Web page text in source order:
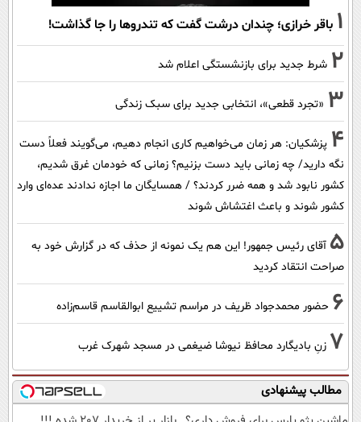
1 باقر خرازی؛ چندان درشت گفت که تندروها را جا گذاشت!
2 شرط جدید برای بازنشستگی اعلام شد
3 «تجرد قطعی»، انتخابی جدید برای سبک زندگی
4 پزشکیان: هر زمان می‌خواهیم کاری انجام دهیم، می‌گویند فعلاً دست
نگه دارید/ چه زمانی باید دست بزنیم؟ زمانی که خودمان غرق شدیم،
کشور نابود شد و همه ضرر کردند؟ / همسایگان ما اجازه ندادند عده‌ای وارد
کشور شوند و باعث اغتشاش شوند
5 آقای رئیس جمهور! این هم یک نمونه از حذف که در گزارش خود به
صراحت انتقاد کردید
6 حضور محمدجواد ظریف در مراسم تشییع ابوالقاسم قاسم‌زاده
7 زنِ بادیگارد محافظ نیوشا ضیغمی در مسجد شهرک غرب
مطالب پیشنهادی